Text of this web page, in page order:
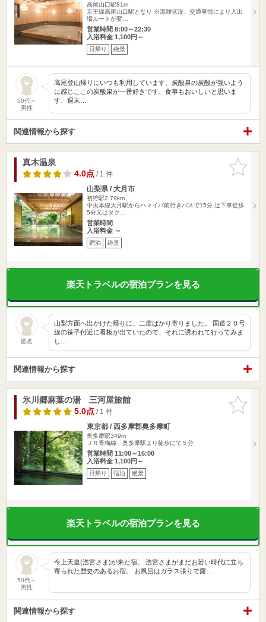
高尾山口駅81m
京王線高尾山口駅となり ※混雑状況、交通事情により入出
場ルートが変…
営業時間 8:00～22:30
入浴料金 1,100円～
日帰り 絶景
50代～
男性
高尾登山帰りにいつも利用しています、炭酸泉の炭酸が強いよう
に感じここの炭酸泉が一番好きです、食事もおいしいと思いま
す、週末…
関連情報から探す
お気に入
りに追加
真木温泉
4.0点/ 1 件
山梨県 / 大月市
初狩駅2.79km
中央本線大月駅からハマイバ前行きバスで15分 辻下車徒歩
5分又はタク…
営業時間
入浴料金 ～
宿泊 絶景
楽天トラベルの宿泊プランを見る
匿名
山梨方面へ出かけた帰りに、二度ばかり寄りました。 国道２０号
線の笹子付近に看板が出ていたので、それに誘われて行ってみま
し…
関連情報から探す
お気に入
りに追加
氷川郷麻葉の湯 三河屋旅館
5.0点/ 1 件
東京都 / 西多摩郡奥多摩町
奥多摩駅349m
ＪＲ青梅線 奥多摩駅より徒歩にて５分
営業時間 11:00～16:00
入浴料金 1,100円～
日帰り 宿泊 絶景
楽天トラベルの宿泊プランを見る
50代～
男性
今上天皇(浩宮さま)が来た宿。 浩宮さまがまだお若い時代に立ち
寄られた歴史のあるお宿。 お風呂はガラス張りで露…
関連情報から探す